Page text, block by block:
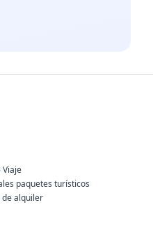
paquetes turísticos
de alquiler